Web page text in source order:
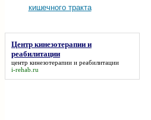
кишечного тракта
Центр кинезотерапии и
реабилитации
центр кинезотерапии и реабилитации
i-rehab.ru